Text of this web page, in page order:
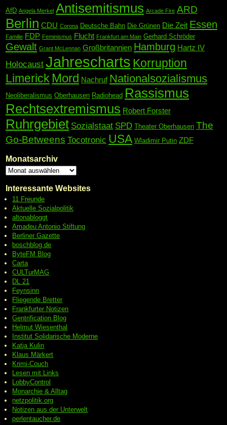
AfD Angela Merkel Antisemitismus Arcade Fire ARD
Berlin CDU Corona Deutsche Bahn Die Grünen Die Zeit Essen
Familie FDP Feminismus Flucht Frankfurt am Main Gerhard Schröder
Gewalt Grant McLennan Großbritannien Hamburg Hartz IV
Holocaust Jahrescharts Korruption
Limerick Mord Nachruf Nationalsozialismus
Neoliberalismus Oberhausen Radiohead Rassismus
Rechtsextremismus Robert Forster
Ruhrgebiet Sozialstaat SPD Theater Oberhausen The
Go-Betweens Tocotronic USA Wladimir Putin ZDF
Monatsarchiv
Interessante Websites
11 Freunde
Aktuelle Sozialpolitik
altonabloggt
Amadeu Antonio Stiftung
Berliner Gazette
boschblog.de
ByteFM Blog
Carta
CULTurMAG
DL 21
Feynsinn
Fliegende Bretter
Frankfurter Notizen
Gentrification Blog
Helmut Wiesenthal
Institut Solidarische Moderne
Katja Kulin
Klaus Märkert
Krimi-Couch
Lesen mit Links
LobbyControl
Monarchie & Alltag
netzpolitik.org
Notizen aus der Unterwelt
perlentaucher.de